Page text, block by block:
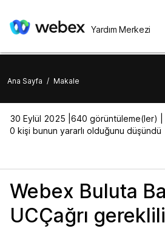
Yardım Merkezi
Ana Sayfa / Makale
30 Eylül 2025 | 640 görüntüleme(ler) |
0 kişi bunun yararlı olduğunu düşündü
Webex Buluta
UCÇağrı